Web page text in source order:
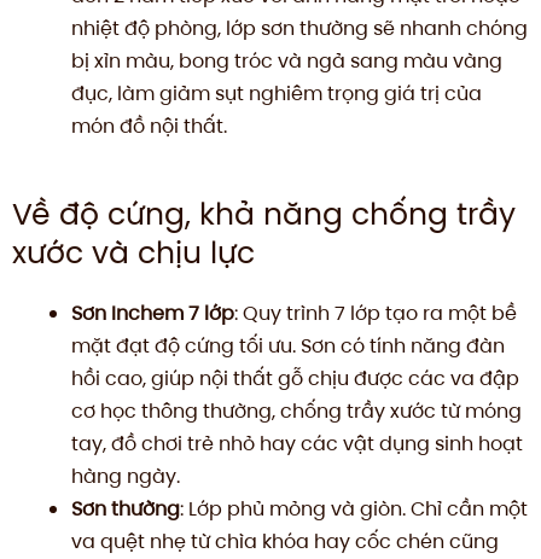
nhiệt độ phòng, lớp sơn thường sẽ nhanh chóng
bị xỉn màu, bong tróc và ngả sang màu vàng
đục, làm giảm sụt nghiêm trọng giá trị của
món đồ nội thất.
Về độ cứng, khả năng chống trầy
xước và chịu lực
Sơn Inchem 7 lớp: Quy trình 7 lớp tạo ra một bề
mặt đạt độ cứng tối ưu. Sơn có tính năng đàn
hồi cao, giúp nội thất gỗ chịu được các va đập
cơ học thông thường, chống trầy xước từ móng
tay, đồ chơi trẻ nhỏ hay các vật dụng sinh hoạt
hàng ngày.
Sơn thường: Lớp phủ mỏng và giòn. Chỉ cần một
va quệt nhẹ từ chìa khóa hay cốc chén cũng